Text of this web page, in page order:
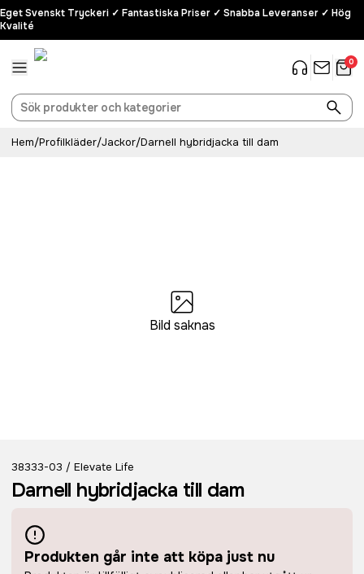
Eget Svenskt Tryckeri ✓ Fantastiska Priser ✓ Snabba Leveranser ✓ Hög
Kvalité
0
Hem/Profilkläder/Jackor/Darnell hybridjacka till dam
Bild saknas
38333-03 / Elevate Life
Darnell hybridjacka till dam
Produkten går inte att köpa just nu